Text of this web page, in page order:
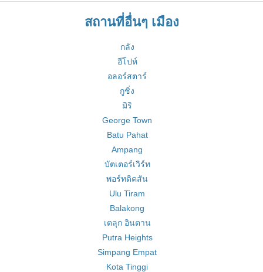
สถานที่อื่นๆ เมือง
กลัง
อีโปห์
อลอร์สตาร์
กูชิ่ง
มิริ
George Town
Batu Pahat
Ampang
บัตเตอร์เวิร์ท
พอร์ทดิคสัน
Ulu Tiram
Balakong
เตลุก อินตาน
Putra Heights
Simpang Empat
Kota Tinggi